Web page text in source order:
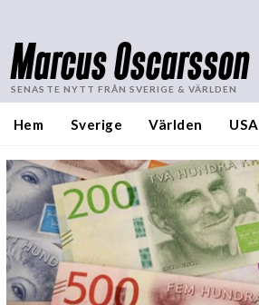
Marcus Oscarsson
SENASTE NYTT FRÅN SVERIGE & VÄRLDEN
Hem Sverige Världen USA